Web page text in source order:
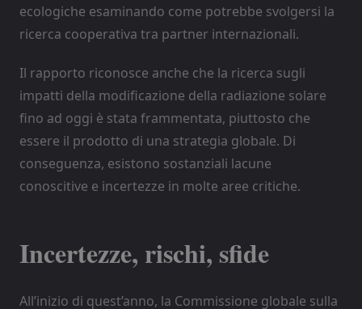
ecologiche esaminando come potrebbe svolgersi la
ricerca cooperativa tra partner internazionali.
Il rapporto riconosce anche che la ricerca sugli
impatti della modificazione della radiazione solare
fino ad oggi è stata frammentata, piuttosto che
essere il prodotto di una strategia globale. Di
conseguenza, esistono sostanziali lacune
conoscitive e incertezze in molte aree critiche.
Incertezze, rischi, sfide
All’inizio di quest’anno, la Commissione globale sulla